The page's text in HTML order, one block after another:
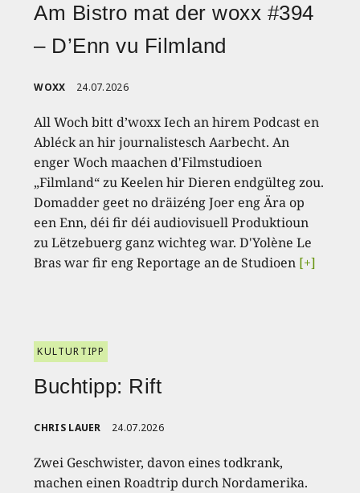
Am Bistro mat der woxx #394
– D’Enn vu Filmland
WOXX 24.07.2026
All Woch bitt d’woxx Iech an hirem Podcast en
Abléck an hir journalistesch Aarbecht. An
enger Woch maachen d'Filmstudioen
„Filmland“ zu Keelen hir Dieren endgülteg zou.
Domadder geet no dräizéng Joer eng Ära op
een Enn, déi fir déi audiovisuell Produktioun
zu Lëtzebuerg ganz wichteg war. D'Yolène Le
Bras war fir eng Reportage an de Studioen [+]
KULTURTIPP
Buchtipp: Rift
CHRIS LAUER 24.07.2026
Zwei Geschwister, davon eines todkrank,
machen einen Roadtrip durch Nordamerika.